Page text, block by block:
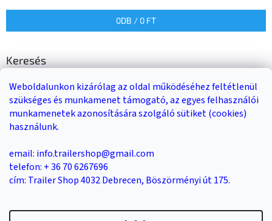
Weboldalunkon kizárólag az oldal működéséhez feltétlenül
szükséges és munkamenet támogató, az egyes felhasználói
munkamenetek azonosítására szolgáló sütiket (cookies)
használunk.
email: info.trailershop@gmail.com
telefon: + 36 70 6267696
cím: Trailer Shop 4032 Debrecen, Böszörményi út 175.
0DB / 0 FT
Keresés
KERESÉS